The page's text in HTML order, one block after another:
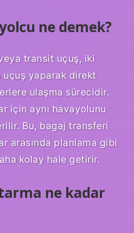
ne demek?
transit uçuş, iki
uçuş yaparak direkt
ulaşma sürecidir.
için aynı havayolunu
Bu, bagaj transferi
arasında planlama gibi
kolay hale getirir.
ne kadar